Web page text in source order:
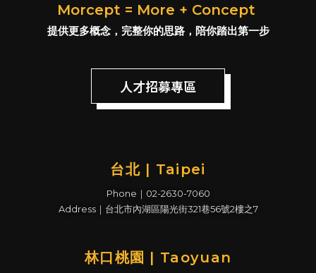
Morcept = More + Concept
提供更多概念，完整你的思路，陪你踏出第一步
人才招募專區
台北 | Taipei
Phone｜02-2630-7060
Address｜台北市內湖區陽光街321巷56號2樓之7
林口桃園 | Taoyuan